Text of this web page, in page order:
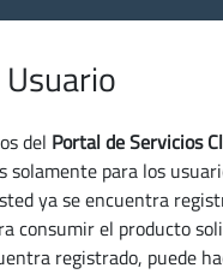
del Portal de Servicios
solamente para los
ya se encuentra
consumir el producto
registrado, puede